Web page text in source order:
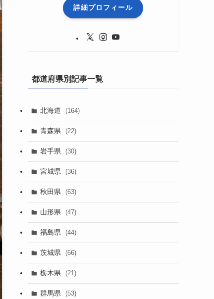
詳細プロフィール
都道府県別記事一覧
北海道 (164)
青森県 (22)
岩手県 (30)
宮城県 (36)
秋田県 (63)
山形県 (47)
福島県 (44)
茨城県 (66)
栃木県 (21)
群馬県 (53)